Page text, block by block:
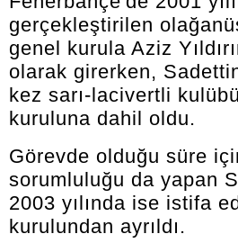
gerçekleştirilen
genel kurula Aziz
olarak girerken,
kez sarı-lacivertli
kuruluna dahil oldu.
Görevde olduğu süre
sorumluluğu da yapan
2003 yılında ise istifa
kurulundan ayrıldı.